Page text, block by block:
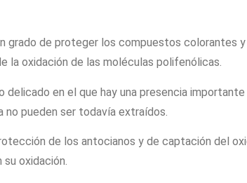
grado de proteger los compuestos colorantes
la oxidación de las moléculas polifenólicas.
en el que hay una presencia
pueden ser todavía extraídos.
de los antocianos y de captación del
oxidación.